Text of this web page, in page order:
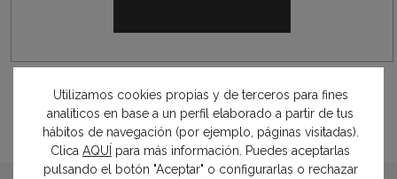
Utilizamos cookies propias y de terceros para fines
analíticos en base a un perfil elaborado a partir de tus
hábitos de navegación (por ejemplo, páginas visitadas).
Clica AQUÍ para más información. Puedes aceptarlas
pulsando el botón "Aceptar" o configurarlas o rechazar